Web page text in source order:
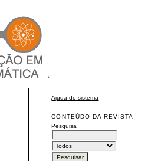
Ajuda do sistema
CONTEÚDO DA REVISTA
Pesquisa